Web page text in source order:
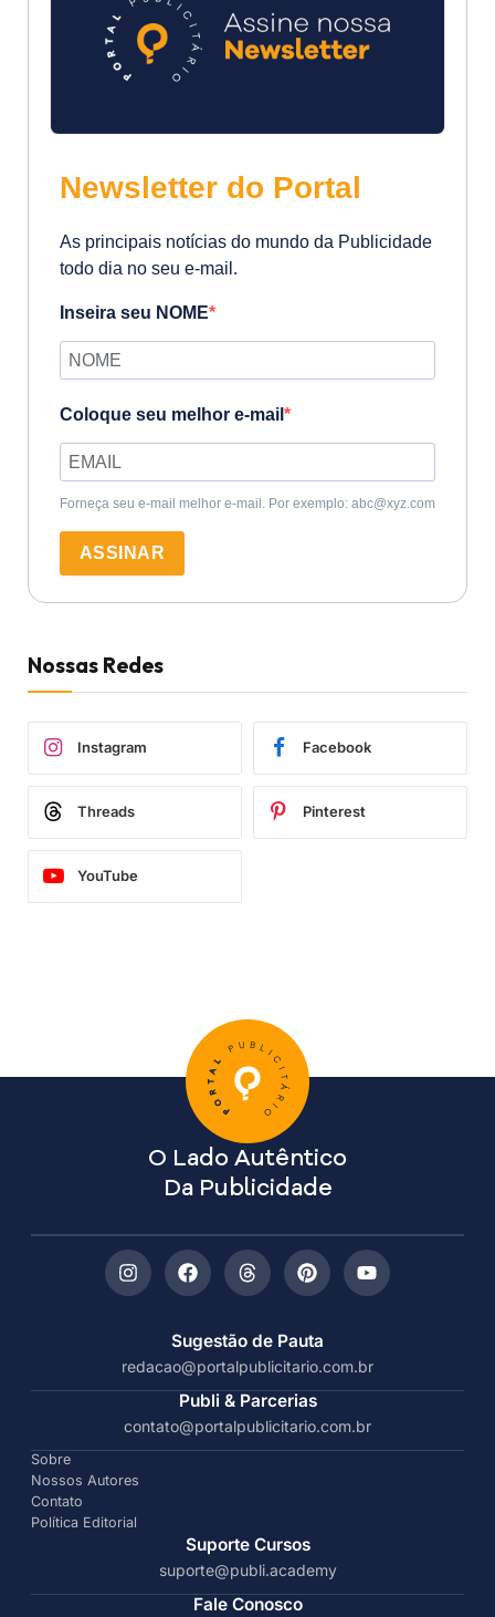
Newsletter do Portal
As principais notícias do mundo da Publicidade
todo dia no seu e-mail.
Inseira seu NOME
Coloque seu melhor e-mail
Forneça seu e-mail melhor e-mail. Por exemplo: abc@xyz.com
ASSINAR
Nossas Redes
Instagram Facebook
Threads Pinterest
YouTube
Sugestão de Pauta
redacao@portalpublicitario.com.br
Publi & Parcerias
contato@portalpublicitario.com.br
Sobre
Nossos Autores
Contato
Política Editorial
O Lado Autêntico
Da Publicidade
Suporte Cursos
suporte@publi.academy
Fale Conosco